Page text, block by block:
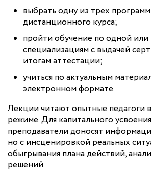
выбрать одну из трех
дистанционного курса;
пройти обучение по одной
специализациям с выдачей
итогам аттестации;
учиться по актуальным
электронном формате.
Лекции читают опытные педагоги
режиме. Для капитального
преподаватели доносят
но с инсценировкой реальных
обыгрывания плана действий,
решений.